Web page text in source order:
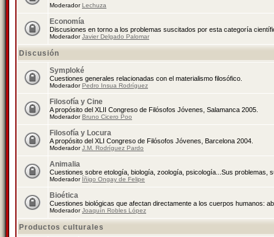
ModeradorLechuza
Economía
Discusiones en torno a los problemas suscitados por esta categoría
ModeradorJavier Delgado Palomar
Discusión
Symploké
Cuestiones generales relacionadas con el materialismo filosófico.
ModeradorPedro Insua Rodríguez
Filosofía y Cine
A propósito del XLII Congreso de Filósofos Jóvenes, Salamanca 2005.
ModeradorBruno Cicero Poo
Filosofía y Locura
A propósito del XLI Congreso de Filósofos Jóvenes, Barcelona 2004.
ModeradorJ.M. Rodríguez Pardo
Animalia
Cuestiones sobre etología, biología, zoología, psicología...Sus problemas,
Moderador Íñigo Ongay de Felipe
Bioética
Cuestiones biológicas que afectan directamente a los cuerpos humanos:
ModeradorJoaquín Robles López
Productos culturales